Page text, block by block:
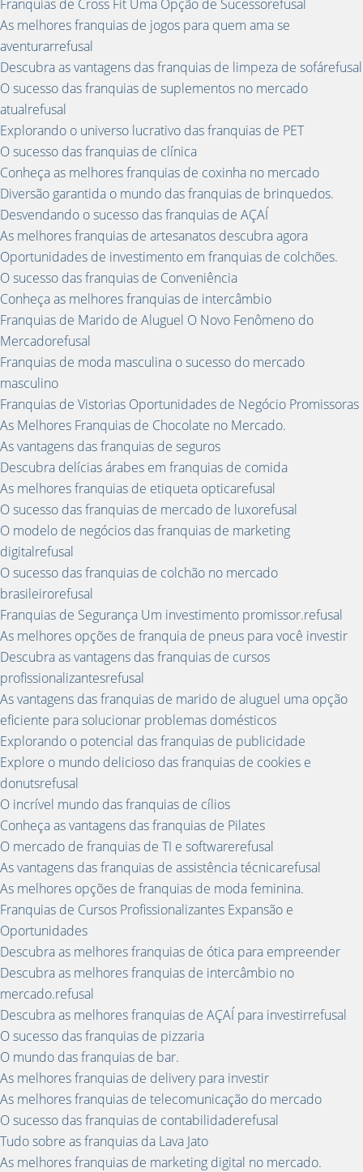
Franquias de Cross Fit Uma Opção de Sucessorefusal
As melhores franquias de jogos para quem ama se
aventurarrefusal
Descubra as vantagens das franquias de limpeza de sofárefusal
O sucesso das franquias de suplementos no mercado
atualrefusal
Explorando o universo lucrativo das franquias de PET
O sucesso das franquias de clínica
Conheça as melhores franquias de coxinha no mercado
Diversão garantida o mundo das franquias de brinquedos.
Desvendando o sucesso das franquias de AÇAÍ
As melhores franquias de artesanatos descubra agora
Oportunidades de investimento em franquias de colchões.
O sucesso das franquias de Conveniência
Conheça as melhores franquias de intercâmbio
Franquias de Marido de Aluguel O Novo Fenômeno do
Mercadorefusal
Franquias de moda masculina o sucesso do mercado
masculino
Franquias de Vistorias Oportunidades de Negócio Promissoras
As Melhores Franquias de Chocolate no Mercado.
As vantagens das franquias de seguros
Descubra delícias árabes em franquias de comida
As melhores franquias de etiqueta opticarefusal
O sucesso das franquias de mercado de luxorefusal
O modelo de negócios das franquias de marketing
digitalrefusal
O sucesso das franquias de colchão no mercado
brasileirorefusal
Franquias de Segurança Um investimento promissor.refusal
As melhores opções de franquia de pneus para você investir
Descubra as vantagens das franquias de cursos
profissionalizantesrefusal
As vantagens das franquias de marido de aluguel uma opção
eficiente para solucionar problemas domésticos
Explorando o potencial das franquias de publicidade
Explore o mundo delicioso das franquias de cookies e
donutsrefusal
O incrível mundo das franquias de cílios
Conheça as vantagens das franquias de Pilates
O mercado de franquias de TI e softwarerefusal
As vantagens das franquias de assistência técnicarefusal
As melhores opções de franquias de moda feminina.
Franquias de Cursos Profissionalizantes Expansão e
Oportunidades
Descubra as melhores franquias de ótica para empreender
Descubra as melhores franquias de intercâmbio no
mercado.refusal
Descubra as melhores franquias de AÇAÍ para investirrefusal
O sucesso das franquias de pizzaria
O mundo das franquias de bar.
As melhores franquias de delivery para investir
As melhores franquias de telecomunicação do mercado
O sucesso das franquias de contabilidaderefusal
Tudo sobre as franquias da Lava Jato
As melhores franquias de marketing digital no mercado.